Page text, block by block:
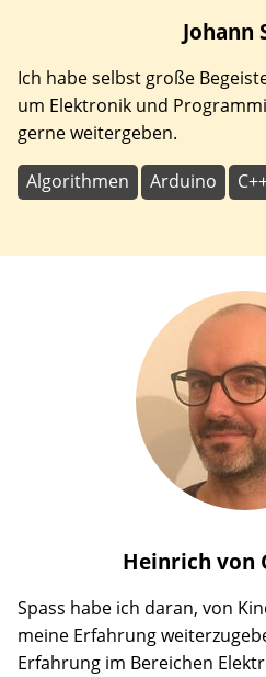
Johann
Ich habe selbst große
um Elektronik und
gerne weitergeben.
Algorithmen Arduino
Heinrich von
Spass habe ich daran, von
meine Erfahrung
Erfahrung im Bereichen